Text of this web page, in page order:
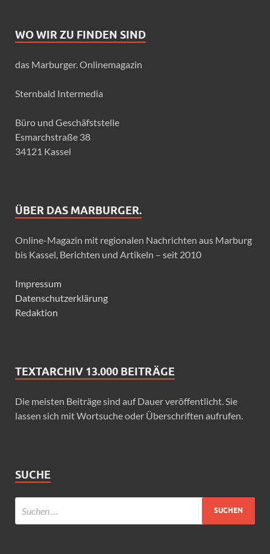
WO WIR ZU FINDEN SIND
das Marburger. Onlinemagazin
Sternbald Intermedia
Büro und Geschäfststelle
Esmarchstraße 38
34121 Kassel
ÜBER DAS MARBURGER.
Online-Magazin mit regionalen Nachrichten aus Marburg
bis Kassel, Berichten und Artikeln – seit 2010
Impressum
Datenschutzerklärung
Redaktion
TEXTARCHIV 13.000 BEITRÄGE
Die meisten Beiträge sind auf Dauer veröffentlicht. Sie
lassen sich mit Wortsuche oder Überschriften aufrufen.
SUCHE